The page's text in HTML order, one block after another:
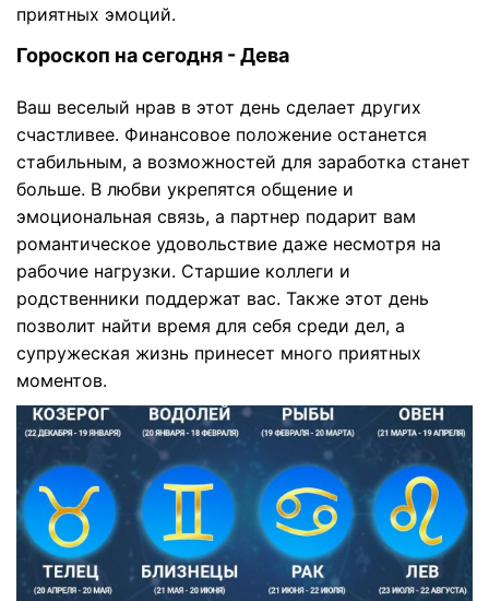
приятных эмоций.
Гороскоп на сегодня - Дева
Ваш веселый нрав в этот день сделает других
счастливее. Финансовое положение останется
стабильным, а возможностей для заработка станет
больше. В любви укрепятся общение и
эмоциональная связь, а партнер подарит вам
романтическое удовольствие даже несмотря на
рабочие нагрузки. Старшие коллеги и
родственники поддержат вас. Также этот день
позволит найти время для себя среди дел, а
супружеская жизнь принесет много приятных
моментов.